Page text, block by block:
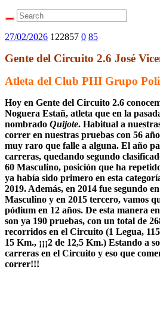
27/02/2026 122857 0 85
Gente del Circuito 2.6 José
Atleta del Club PHI Grupo
Hoy en Gente del Circuito 2.6
Noguera Estañ, atleta que en la
nombrado Quijote. Habitual a
correr en nuestras pruebas con 56
muy raro que falle a alguna. El año
carreras, quedando segundo
60 Masculino, posición que ha
ya había sido primero en esta
2019. Además, en 2014 fue segundo
Masculino y en 2015 tercero, vamos
pódium en 12 años. De esta manera
son ya 190 pruebas, con un total de
recorridos en el Circuito (1 Legua,
15 Km., ¡¡¡2 de 12,5 Km.) Estando a
carreras en el Circuito y eso que
correr!!!